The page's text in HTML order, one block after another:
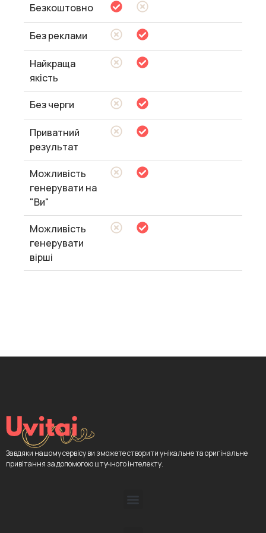
Безкоштовно
Без реклами
Найкраща
якість
Без черги
Приватний
результат
Можливість
генерувати на
"Ви"
Можливість
генерувати
вірші
Завдяки нашому сервісу ви зможете створити унікальне та оригінальне
привітання за допомогою штучного інтелекту.